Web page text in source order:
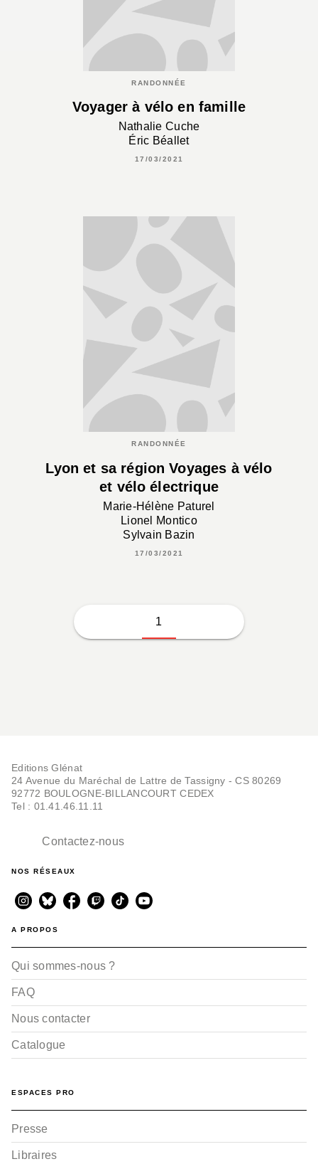
RANDONNÉE
Voyager à vélo en famille
Nathalie Cuche
Éric Béallet
17/03/2021
RANDONNÉE
Lyon et sa région Voyages à vélo
et vélo électrique
Marie-Hélène Paturel
Lionel Montico
Sylvain Bazin
17/03/2021
1
Editions Glénat
24 Avenue du Maréchal de Lattre de Tassigny - CS 80269
92772 BOULOGNE-BILLANCOURT CEDEX
Tel : 01.41.46.11.11
Contactez-nous
NOS RÉSEAUX
A PROPOS
Qui sommes-nous ?
FAQ
Nous contacter
Catalogue
ESPACES PRO
Presse
Libraires